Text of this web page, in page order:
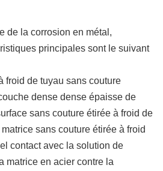
de la corrosion en métal,
principales sont le suivant
froid de tuyau sans couture
dense dense épaisse de
sans couture étirée à froid de
sans couture étirée à froid
contact avec la solution de
matrice en acier contre la